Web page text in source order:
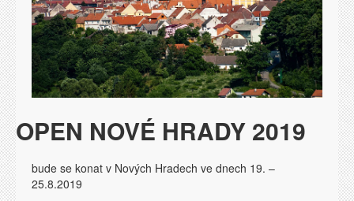
OPEN NOVÉ HRADY 2019
bude se konat v Nových Hradech ve dnech 19. –
25.8.2019